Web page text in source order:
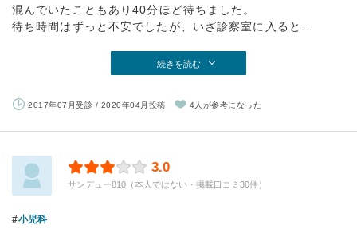
混んでいたこともあり40分ほど待ちました。
待ち時間はずっと不安でしたが、いざ診察室に入ると...
続きを読む
2017年07月受診 / 2020年04月投稿 4人が参考になった
3.0
サンデュー810（本人ではない・掲載口コミ30件）
小児科